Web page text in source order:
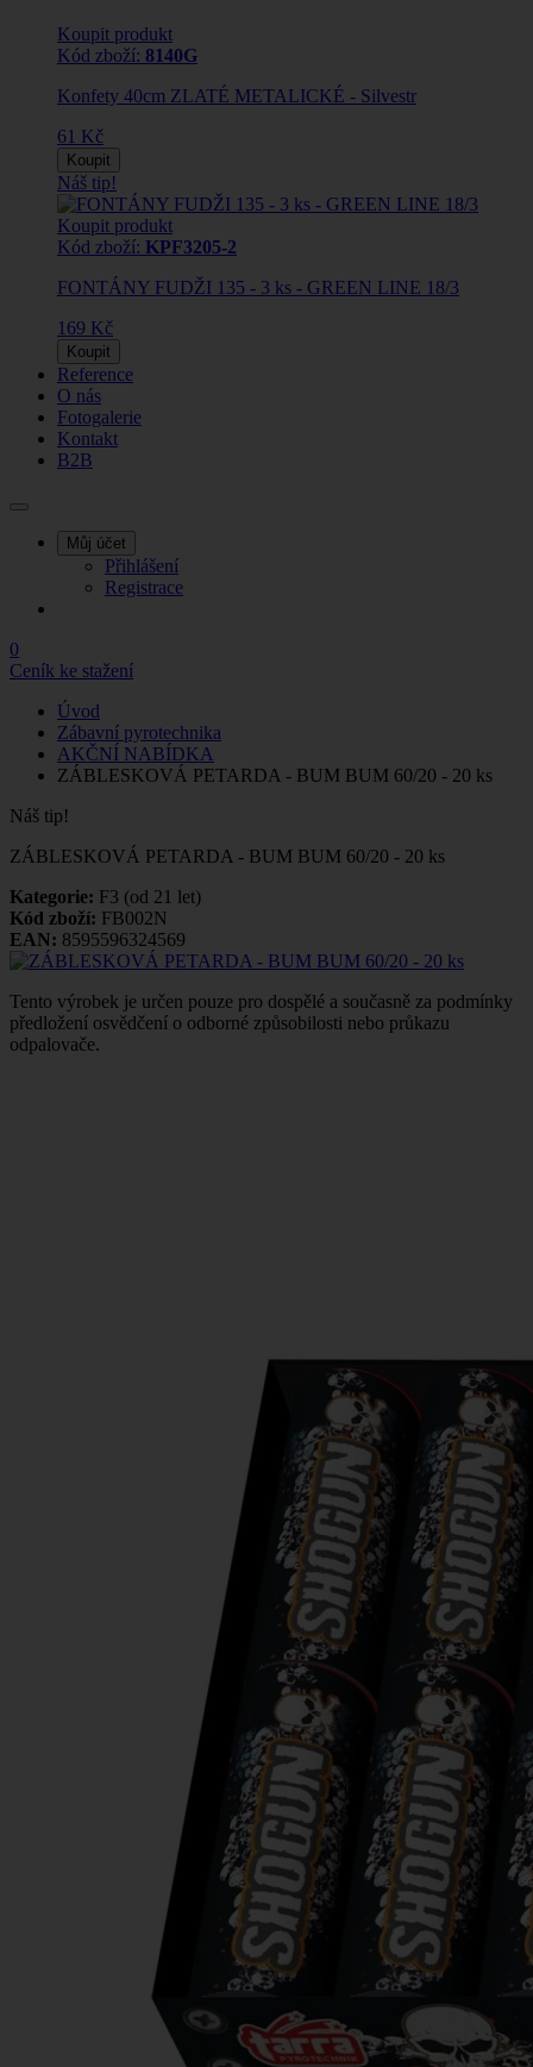
Koupit produkt
Kód zboží: 8140G
Konfety 40cm ZLATÉ METALICKÉ - Silvestr
61 Kč
Koupit
Náš tip!
Koupit produkt
Kód zboží: KPF3205-2
FONTÁNY FUDŽI 135 - 3 ks - GREEN LINE 18/3
169 Kč
Koupit
Reference
O nás
Fotogalerie
Kontakt
B2B
Můj účet
Přihlášení
Registrace
0
Ceník ke stažení
Úvod
Zábavní pyrotechnika
AKČNÍ NABÍDKA
ZÁBLESKOVÁ PETARDA - BUM BUM 60/20 - 20 ks
Náš tip!
ZÁBLESKOVÁ PETARDA - BUM BUM 60/20 - 20 ks
Kategorie: F3 (od 21 let)
Kód zboží: FB002N
EAN: 8595596324569
Tento výrobek je určen pouze pro dospělé a současně za podmínky
předložení osvědčení o odborné způsobilosti nebo průkazu
odpalovače.